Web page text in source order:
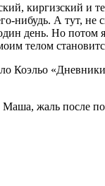
киргизский и
нибудь. А тут, не
день. Но потом я
телом
Коэльо
жаль после